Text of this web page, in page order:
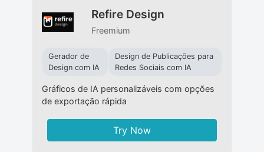
Refire Design
Freemium
Gerador de
Design com IA
Design de Publicações para
Redes Sociais com IA
Gráficos de IA personalizáveis ​​com opções
de exportação rápida
Try Now